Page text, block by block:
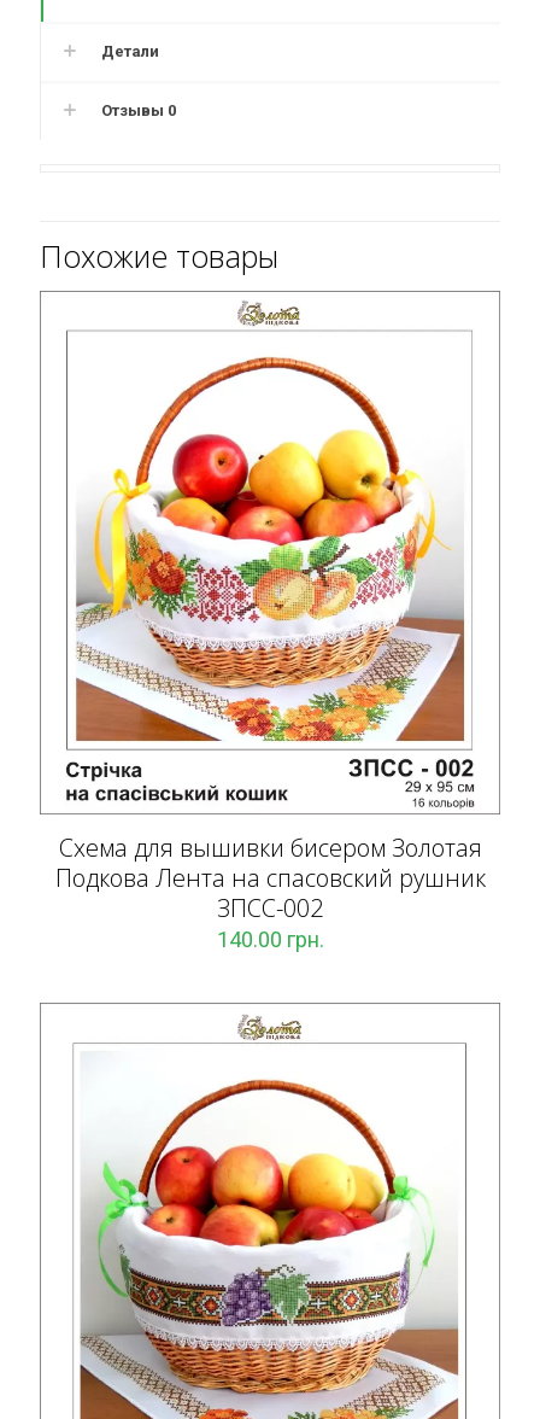
Детали
Отзывы 0
Похожие товары
Схема для вышивки бисером Золотая
Подкова Лента на спасовский рушник
ЗПCC-002
140.00 грн.